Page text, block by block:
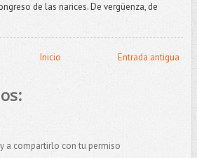
de las narices. De vergüenza, de
Entrada antigua
Inicio
a compartirlo con tu permiso